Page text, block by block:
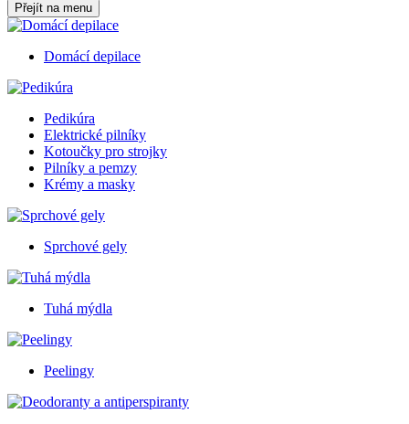
Přejít na menu
Domácí depilace
Pedikúra
Elektrické pilníky
Kotoučky pro strojky
Pilníky a pemzy
Krémy a masky
Sprchové gely
Tuhá mýdla
Peelingy